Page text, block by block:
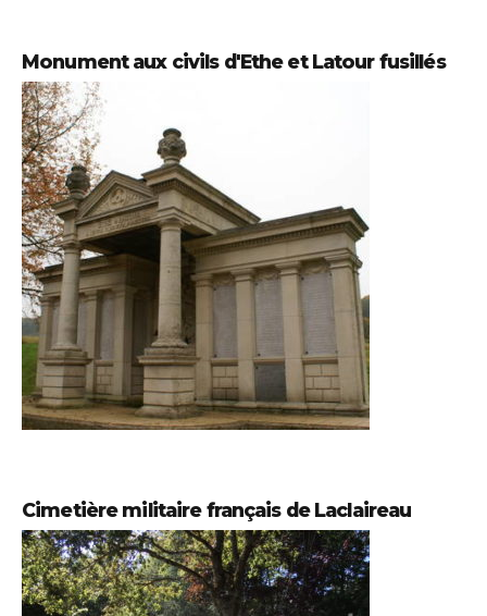
Monument aux civils d'Ethe et Latour fusillés
Cimetière militaire français de Laclaireau